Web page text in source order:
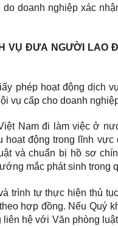
doanh nghiệp xác
VỤ ĐƯA NGƯỜI LAO
phép hoạt động dịch
vụ cấp cho doanh
Nam đi làm việc ở
hoạt động trong lĩnh
và chuẩn bị hồ sơ
mắc phát sinh trong
trình tự thực hiện thủ
hợp đồng. Nếu Quý
hệ với Văn phòng